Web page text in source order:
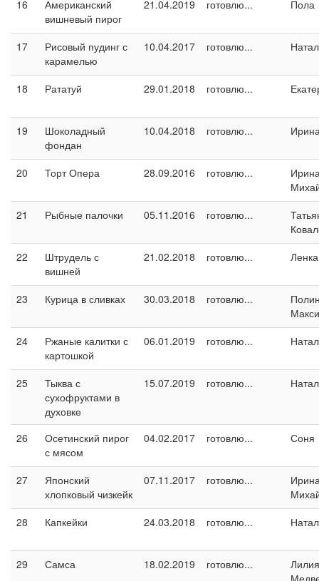
16
Американский
вишневый пирог
21.04.2019 готовлю... Пола
17
Рисовый пудинг с
карамелью
10.04.2017 готовлю...
18 Рататуй 29.01.2018 готовлю...
19
Шоколадный
фондан
10.04.2018 готовлю...
20 Торт Опера 28.09.2016 готовлю...
21
Рыбные палочки 05.11.2016 готовлю...
22
Штрудель с
вишней
21.02.2018 готовлю...
23 Курица в сливках 30.03.2018 готовлю...
24
Ржаные калитки с
картошкой
06.01.2019 готовлю...
25
Тыква с
сухофруктами в
духовке
15.07.2019 готовлю...
26
Осетинский пирог
с мясом
04.02.2017 готовлю... Соня
27
Японский
хлопковый чизкейк
07.11.2017 готовлю...
28
Капкейки 24.03.2018 готовлю...
29 Самса 18.02.2019 готовлю...
Лилия